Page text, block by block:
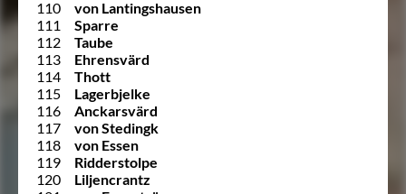
110
von Lantingshausen
111
Sparre
112
Taube
113
Ehrensvärd
114
Thott
115
Lagerbjelke
116
Anckarsvärd
117
von Stedingk
118
von Essen
119
Ridderstolpe
120
Liljencrantz